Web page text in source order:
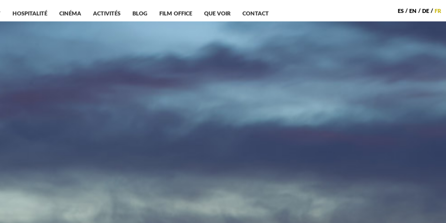
ES / EN / DE / FR
HOSPITALITÉ CINÉMA ACTIVITÉS BLOG FILM OFFICE QUE VOIR CONTACT